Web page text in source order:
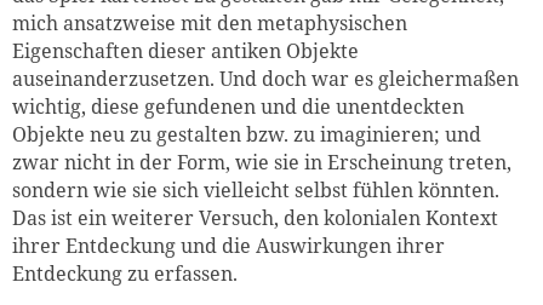
mich ansatzweise mit den metaphysischen
Eigenschaften dieser antiken Objekte
auseinanderzusetzen. Und doch war es gleichermaßen
wichtig, diese gefundenen und die unentdeckten
Objekte neu zu gestalten bzw. zu imaginieren; und
zwar nicht in der Form, wie sie in Erscheinung treten,
sondern wie sie sich vielleicht selbst fühlen könnten.
Das ist ein weiterer Versuch, den kolonialen Kontext
ihrer Entdeckung und die Auswirkungen ihrer
Entdeckung zu erfassen.